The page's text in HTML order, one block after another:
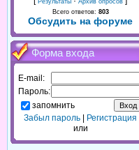
Результаты Архив опросов
Всего ответов: 803
Обсудить на форуме
Форма входа
E-mail:
Пароль:
запомнить
Забыл пароль
Регистрация
или